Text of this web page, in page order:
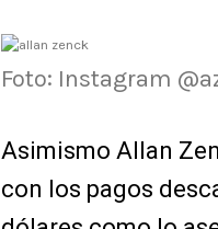
Foto: Instagram
Asimismo Allan
con los pagos